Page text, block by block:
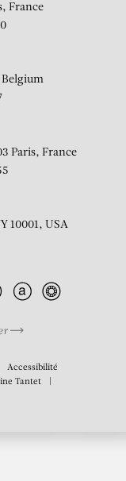
France
Belgium
Paris, France
10001, USA
Accessibilité
Tantet